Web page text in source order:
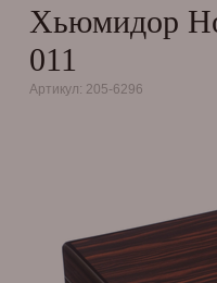
Хьюмидор
011
Артикул: 205-6296